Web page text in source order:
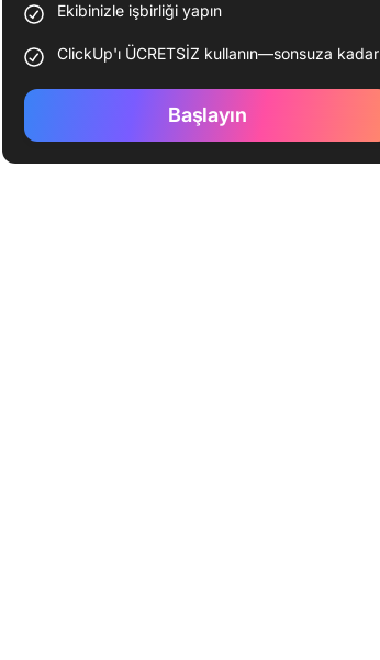
Ekibinizle işbirliği yapın
ClickUp'ı ÜCRETSİZ kullanın—sonsuza kadar
Başlayın